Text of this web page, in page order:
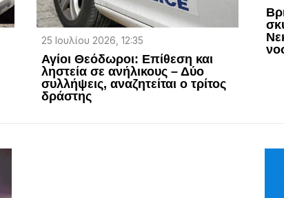
25 Ιουλίου 2026, 12:35
Αγίοι Θεόδωροι: Επίθεση και
ληστεία σε ανήλικους – Δύο
συλλήψεις, αναζητείται ο τρίτος
δράστης